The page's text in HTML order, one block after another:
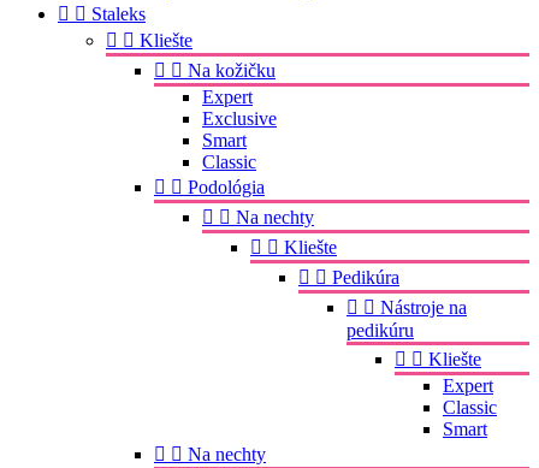
  Staleks
  Kliešte
  Na kožičku
Expert
Exclusive
Smart
Classic
  Podológia
  Na nechty
  Kliešte
  Pedikúra
  Nástroje na
pedikúru
  Kliešte
Expert
Classic
Smart
  Na nechty